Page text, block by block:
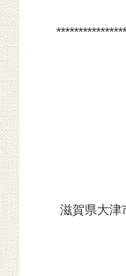
滋賀県大津